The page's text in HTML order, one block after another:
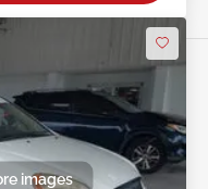
images